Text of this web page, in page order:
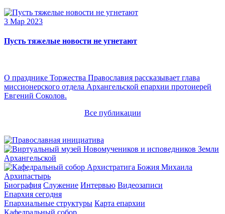
3 Мар 2023
Пусть тяжелые новости не угнетают
О празднике Торжества Православия рассказывает глава
миссионерского отдела Архангельской епархии протоиерей
Евгений Соколов.
Все публикации
Архипастырь
Биография Служение Интервью Видеозаписи
Епархия сегодня
Епархиальные структуры Карта епархии